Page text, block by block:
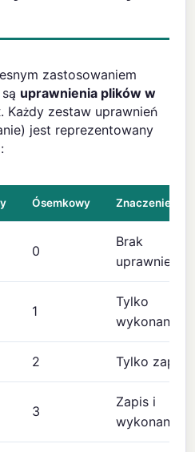
zastosowaniem
uprawnienia plików w
. Każdy zestaw uprawnień
jest reprezentowany
Ósemkowy Znaczenie
0
Brak
uprawnień
1
Tylko
wykonanie
2 Tylko zapis
3
Zapis i
wykonanie